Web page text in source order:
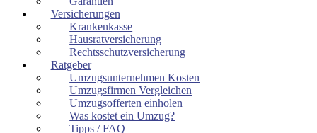
Versicherungen
Krankenkasse
Hausratversicherung
Rechtsschutzversicherung
Ratgeber
Umzugsunternehmen Kosten
Umzugsfirmen Vergleichen
Umzugsofferten einholen
Was kostet ein Umzug?
Tipps / FAQ